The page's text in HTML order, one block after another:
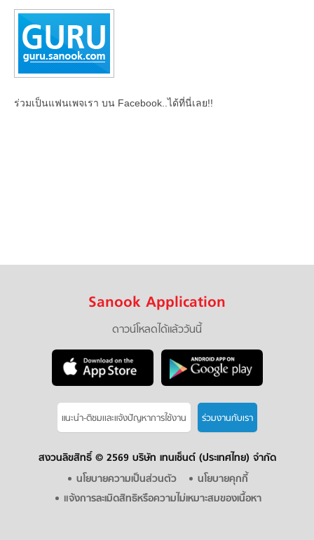
ร่วมเป็นแฟนเพจเรา บน Facebook..ได้ที่นี่เลย!!
Sanook Application
ดาวน์โหลดได้แล้ววันนี้
แนะนำ-ติชมเเละแจ้งปัญหาการใช้งาน ร่วมงานกับเรา
สงวนลิขสิทธิ์ © 2569 บริษัท เทนเซ็นต์ (ประเทศไทย) จำกัด
นโยบายความเป็นส่วนตัว
นโยบายคุกกี้
แจ้งการละเมิดสิทธิหรือความไม่เหมาะสมของเนื้อหา